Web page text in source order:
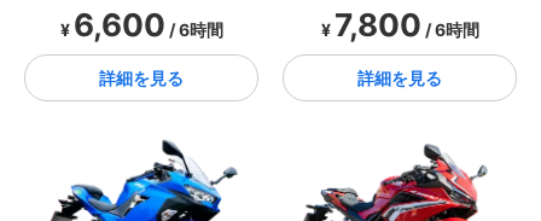
¥ 6,600 / 6時間
詳細を見る
¥ 7,800 / 6時間
詳細を見る